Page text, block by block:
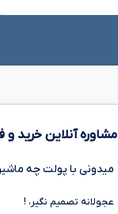
مشاوره آنلاین خرید
میدونی با پولت چه
عجولانه تصمیم نگیر، !